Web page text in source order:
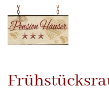
Skip
to